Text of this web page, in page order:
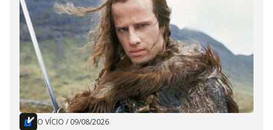
O VÍCIO / 09/08/2026